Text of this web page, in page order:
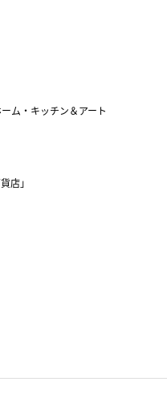
ム・キッチン＆アート
店」